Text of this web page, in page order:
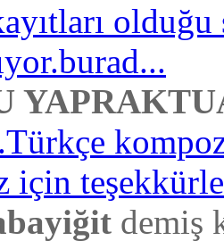
için
demiş